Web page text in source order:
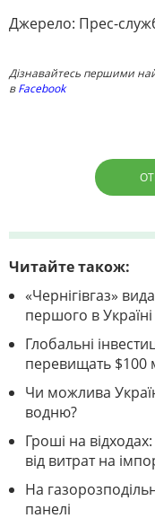
Джерело: Прес-
Дізнавайтесь першими
вFacebook
Читайте також:
«Чернігівгаз»
першого в
Глобальні
перевищать $100
Чи можлива
водню?
Гроші на
від витрат на
На
панелі